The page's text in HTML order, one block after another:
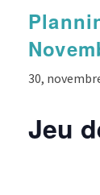
30,
Jeu